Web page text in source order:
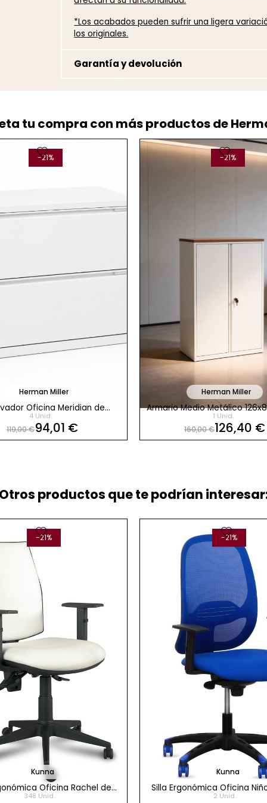
*Los acabados pueden sufrir una ligera
los originales.
Garantía y devolución
tu compra con más productos de
Herman Miller
Oficina Meridian de
Herman Miller
4 Unid.
119,00 €94,01 €
-21%
favorite
Herman Miller
Armario Medio Metálico
Herman Miller
1 Unid.
160,00 €126,40 €
-21%
favorite
Otros productos que te podrían
Kunna
Oficina Rachel de
Kunna - EXPRESS
348 Unid.
-21%
favorite
Kunna
Silla Ergonómica Oficina
con Respaldo Malla
2 Unid.
-21%
favorite